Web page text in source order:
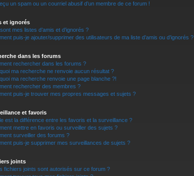
un spam ou un courriel abusif d’un membre de ce forum !
et ignorés
mes listes d’amis et d’ignorés ?
puis-je ajouter/supprimer des utilisateurs de ma liste d’amis ou d’ignorés ?
dans les forums
rechercher dans les forums ?
ma recherche ne renvoie aucun résultat ?
ma recherche renvoie une page blanche ?!
rechercher des membres ?
puis-je trouver mes propres messages et sujets ?
et favoris
est la différence entre les favoris et la surveillance ?
mettre en favoris ou surveiller des sujets ?
surveiller des forums ?
puis-je supprimer mes surveillances de sujets ?
joints
fichiers joints sont autorisés sur ce forum ?